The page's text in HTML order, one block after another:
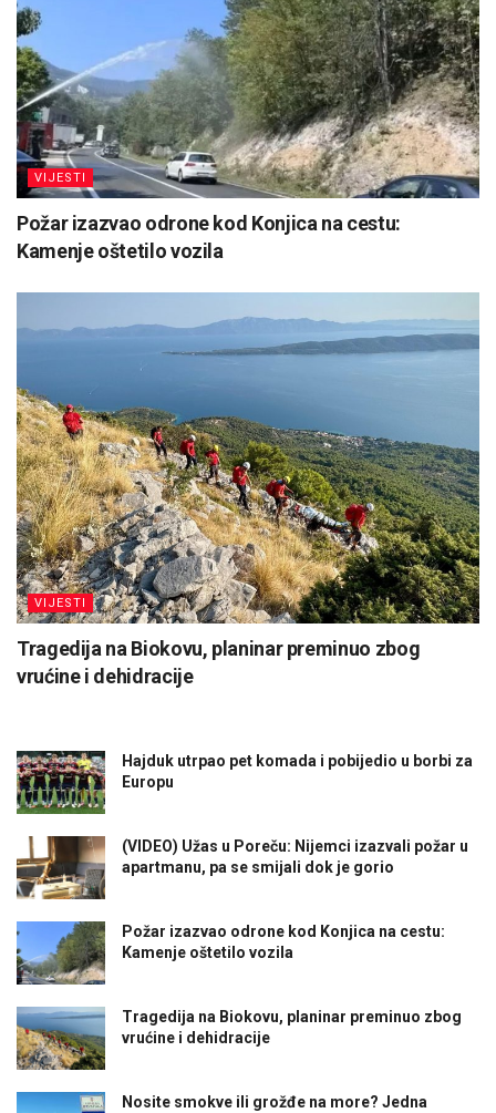
VIJESTI
Požar izazvao odrone kod Konjica na cestu:
Kamenje oštetilo vozila
VIJESTI
Tragedija na Biokovu, planinar preminuo zbog
vrućine i dehidracije
Hajduk utrpao pet komada i pobijedio u borbi za
Europu
(VIDEO) Užas u Poreču: Nijemci izazvali požar u
apartmanu, pa se smijali dok je gorio
Požar izazvao odrone kod Konjica na cestu:
Kamenje oštetilo vozila
Tragedija na Biokovu, planinar preminuo zbog
vrućine i dehidracije
Nosite smokve ili grožđe na more? Jedna